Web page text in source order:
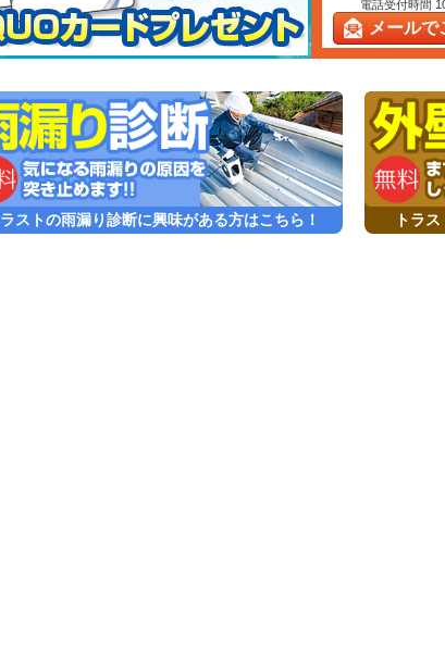
電話受付時間
メールで
ラストの雨漏り診断に興味がある方はこちら！ トラ